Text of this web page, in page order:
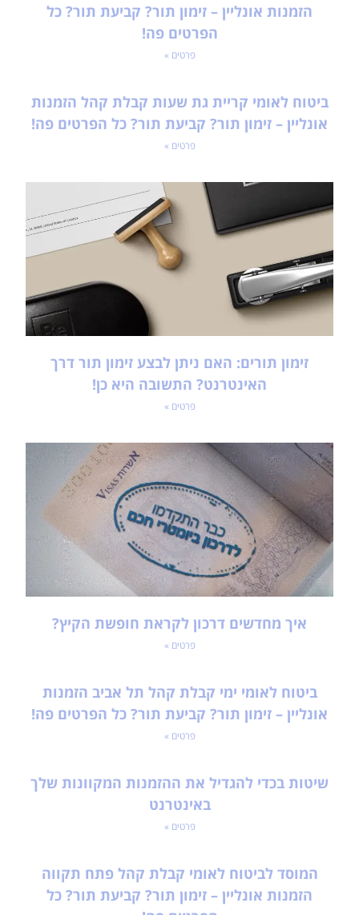
הזמנות אונליין – זימון תור? קביעת תור? כל
הפרטים פה!
פרטים »
ביטוח לאומי קריית גת שעות קבלת קהל הזמנות
אונליין – זימון תור? קביעת תור? כל הפרטים פה!
פרטים »
זימון תורים: האם ניתן לבצע זימון תור דרך
האינטרנט? התשובה היא כן!
פרטים »
איך מחדשים דרכון לקראת חופשת הקיץ?
פרטים »
ביטוח לאומי ימי קבלת קהל תל אביב הזמנות
אונליין – זימון תור? קביעת תור? כל הפרטים פה!
פרטים »
שיטות בכדי להגדיל את ההזמנות המקוונות שלך
באינטרנט
פרטים »
המוסד לביטוח לאומי קבלת קהל פתח תקווה
הזמנות אונליין – זימון תור? קביעת תור? כל